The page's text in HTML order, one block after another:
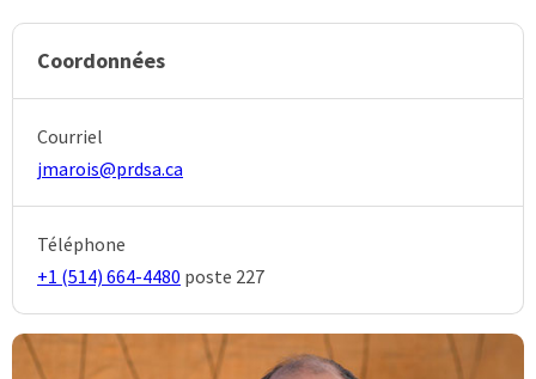
Coordonnées
Courriel
jmarois@prdsa.ca
Téléphone
+1 (514) 664-4480 poste 227